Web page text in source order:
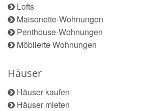
Lofts
Maisonette-Wohnungen
Penthouse-Wohnungen
Möblierte Wohnungen
Häuser
Häuser kaufen
Häuser mieten